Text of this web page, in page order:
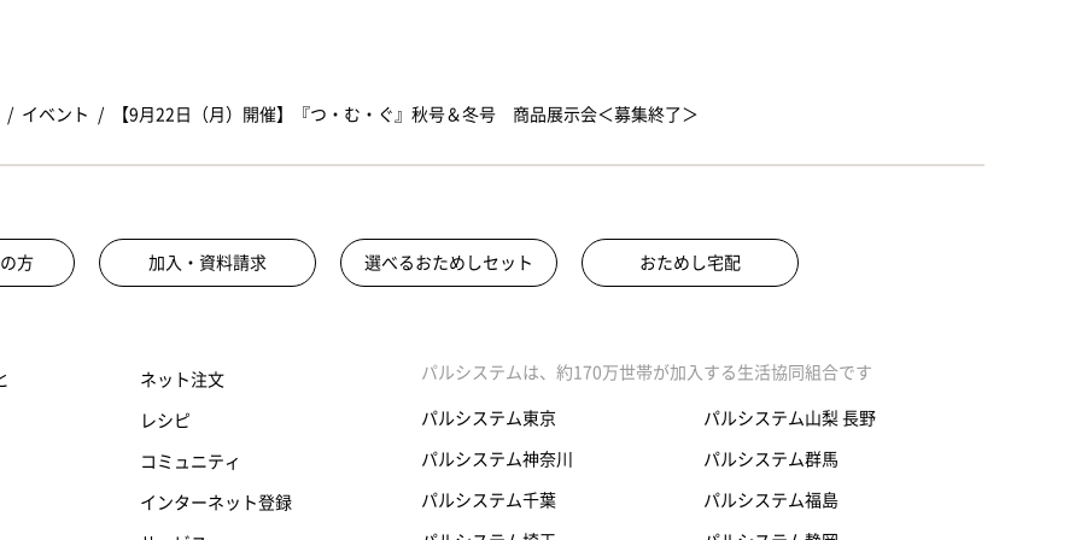
イベント 【9月22日（月）開催】『つ・む・ぐ』秋号＆冬号 商品展示会＜募集終了＞
方 加入・資料請求 選べるおためしセット おためし宅配
ネット注文
レシピ
コミュニティ
インターネット登録
パルシステムは、約170万世帯が加入する生活協同組合です
パルシステム東京
パルシステム神奈川
パルシステム千葉
パルシステム山梨 長野
パルシステム群馬
パルシステム福島